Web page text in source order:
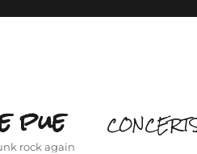
rock again